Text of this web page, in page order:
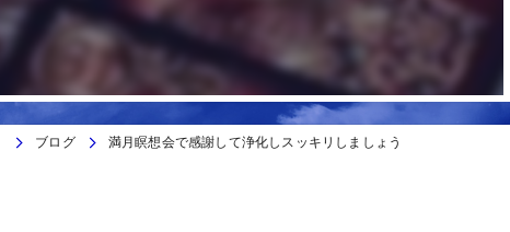
ブログ 満月瞑想会で感謝して浄化しスッキリしましょう